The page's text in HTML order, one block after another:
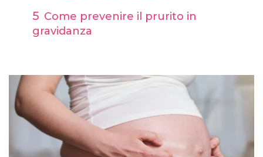
Come prevenire il prurito in
gravidanza